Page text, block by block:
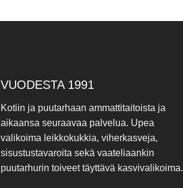
VUODESTA 1991
Kotiin ja puutarhaan ammattitaitoista ja
aikaansa seuraavaa palvelua. Upea
valikoima leikkokukkia, viherkasveja,
sisustustavaroita sekä vaateliaankin
puutarhurin toiveet täyttävä kasvivalikoima.